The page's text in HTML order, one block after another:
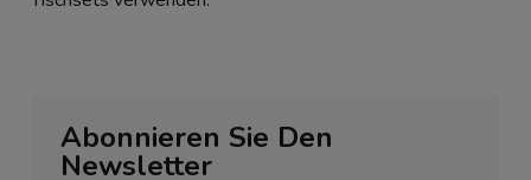
Abonnieren Sie Den
Newsletter